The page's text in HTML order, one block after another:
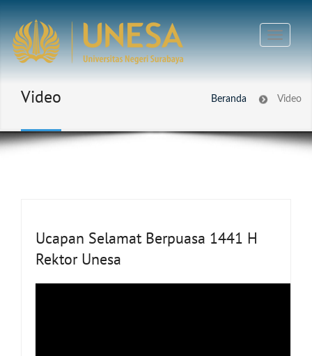
Video Beranda Video
Ucapan Selamat Berpuasa 1441 H
Rektor Unesa